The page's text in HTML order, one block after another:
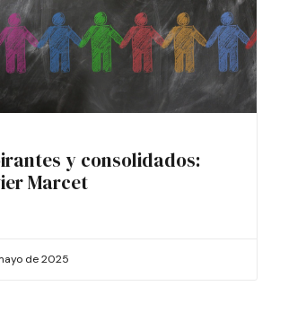
y consolidados:
Marcet
de 2025